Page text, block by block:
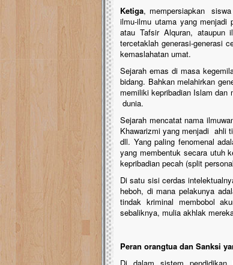
Ketiga, mempersiapkan
ilmu-ilmu utama yang menjadi
atau Tafsir Alquran,
tercetaklah generasi-generasi
kemaslahatan umat.
Sejarah emas di masa
bidang. Bahkan melahirkan
memiliki kepribadian Islam
dunia.
Sejarah mencatat nama
Khawarizmi yang menjadi ahli
dll. Yang paling fenomenal
yang membentuk secara utuh
kepribadian pecah (split
Di satu sisi cerdas
heboh, di mana pelakunya
tindak kriminal membobol
sebaliknya, mulia akhlak
Peran orangtua dan Sanksi